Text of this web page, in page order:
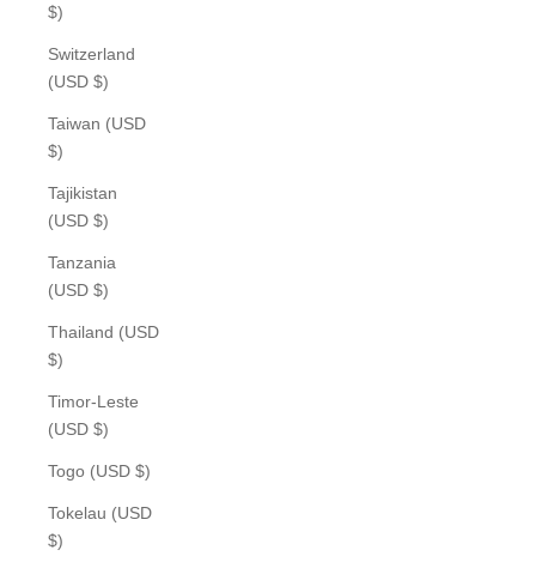
$)
Switzerland
(USD $)
Taiwan (USD
$)
Tajikistan
(USD $)
Tanzania
(USD $)
Thailand (USD
$)
Timor-Leste
(USD $)
Togo (USD $)
Tokelau (USD
$)